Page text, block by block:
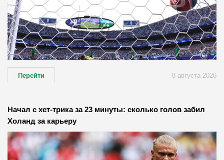
Перейти 8 августа 2026
Начал с хет-трика за 23 минуты: сколько голов забил
Холанд за карьеру